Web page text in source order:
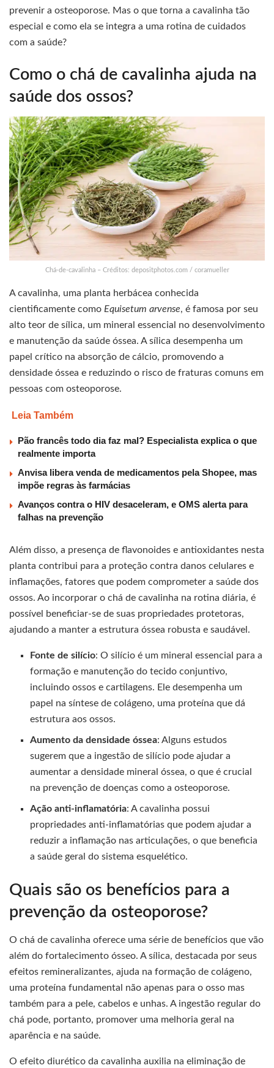
prevenir a osteoporose. Mas o que torna a cavalinha tão
especial e como ela se integra a uma rotina de cuidados
com a saúde?
Como o chá de cavalinha ajuda na
saúde dos ossos?
Chá-de-cavalinha – Créditos: depositphotos.com / coramueller
A cavalinha, uma planta herbácea conhecida
cientificamente como Equisetum arvense, é famosa por seu
alto teor de sílica, um mineral essencial no desenvolvimento
e manutenção da saúde óssea. A sílica desempenha um
papel crítico na absorção de cálcio, promovendo a
densidade óssea e reduzindo o risco de fraturas comuns em
pessoas com osteoporose.
Leia Também
Pão francês todo dia faz mal? Especialista explica o que
realmente importa
Anvisa libera venda de medicamentos pela Shopee, mas
impõe regras às farmácias
Avanços contra o HIV desaceleram, e OMS alerta para
falhas na prevenção
Além disso, a presença de flavonoides e antioxidantes nesta
planta contribui para a proteção contra danos celulares e
inflamações, fatores que podem comprometer a saúde dos
ossos. Ao incorporar o chá de cavalinha na rotina diária, é
possível beneficiar-se de suas propriedades protetoras,
ajudando a manter a estrutura óssea robusta e saudável.
Fonte de silício: O silício é um mineral essencial para a
formação e manutenção do tecido conjuntivo,
incluindo ossos e cartilagens. Ele desempenha um
papel na síntese de colágeno, uma proteína que dá
estrutura aos ossos.
Aumento da densidade óssea: Alguns estudos
sugerem que a ingestão de silício pode ajudar a
aumentar a densidade mineral óssea, o que é crucial
na prevenção de doenças como a osteoporose.
Ação anti-inflamatória: A cavalinha possui
propriedades anti-inflamatórias que podem ajudar a
reduzir a inflamação nas articulações, o que beneficia
a saúde geral do sistema esquelético.
Quais são os benefícios para a
prevenção da osteoporose?
O chá de cavalinha oferece uma série de benefícios que vão
além do fortalecimento ósseo. A sílica, destacada por seus
efeitos remineralizantes, ajuda na formação de colágeno,
uma proteína fundamental não apenas para o osso mas
também para a pele, cabelos e unhas. A ingestão regular do
chá pode, portanto, promover uma melhoria geral na
aparência e na saúde.
O efeito diurético da cavalinha auxilia na eliminação de